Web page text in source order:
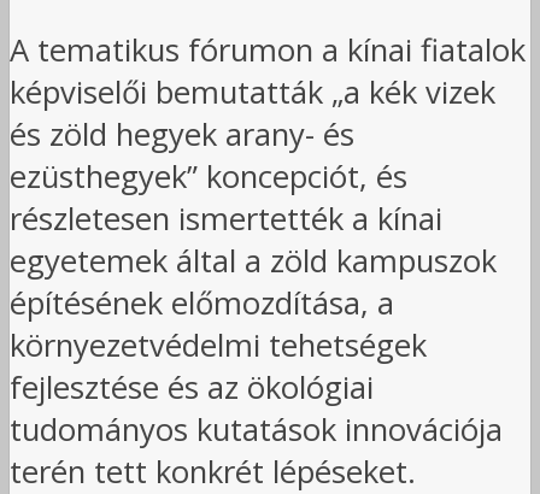
A tematikus fórumon a kínai fiatalok
képviselői bemutatták „a kék vizek
és zöld hegyek arany- és
ezüsthegyek” koncepciót, és
részletesen ismertették a kínai
egyetemek által a zöld kampuszok
építésének előmozdítása, a
környezetvédelmi tehetségek
fejlesztése és az ökológiai
tudományos kutatások innovációja
terén tett konkrét lépéseket.